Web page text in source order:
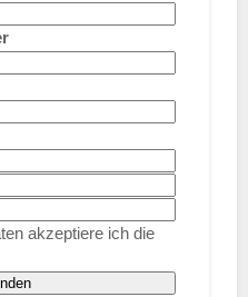
akzeptiere ich die